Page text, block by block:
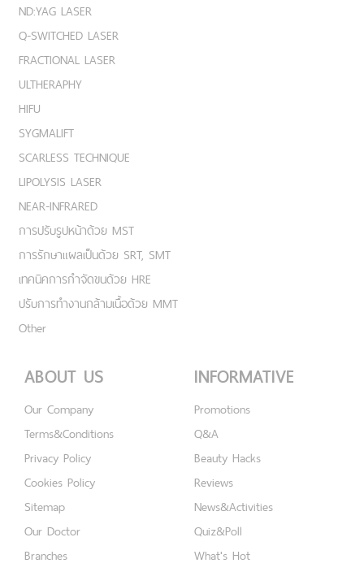
ND:YAG LASER
Q-SWITCHED LASER
FRACTIONAL LASER
ULTHERAPHY
HIFU
SYGMALIFT
SCARLESS TECHNIQUE
LIPOLYSIS LASER
NEAR-INFRARED
การปรับรูปหน้าด้วย MST
การรักษาแผลเป็นด้วย SRT, SMT
เทคนิคการกำจัดขนด้วย HRE
ปรับการทำงานกล้ามเนื้อด้วย MMT
Other
ABOUT US
Our Company
Terms&Conditions
Privacy Policy
Cookies Policy
Sitemap
Our Doctor
Branches
INFORMATIVE
Promotions
Q&A
Beauty Hacks
Reviews
News&Activities
Quiz&Poll
What's Hot